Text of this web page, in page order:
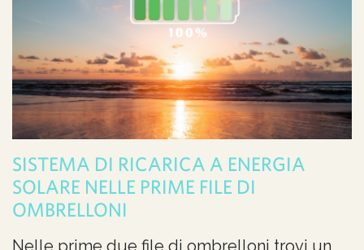
SISTEMA DI RICARICA A ENERGIA
SOLARE NELLE PRIME FILE DI
OMBRELLONI
Nelle prime due file di ombrelloni trovi un